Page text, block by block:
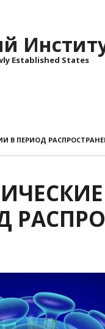
Established States
В ПЕРИОД